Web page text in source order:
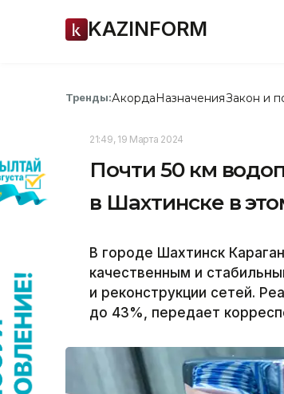
KAZINFORM
Тренды:АкордаНазначенияЗакон и
21:49, 19 Марта 2024
Почти 50 км
в Шахтинске в
В городе Шахтинск
качественным и
и реконструкции сетей.
до 43%, передает